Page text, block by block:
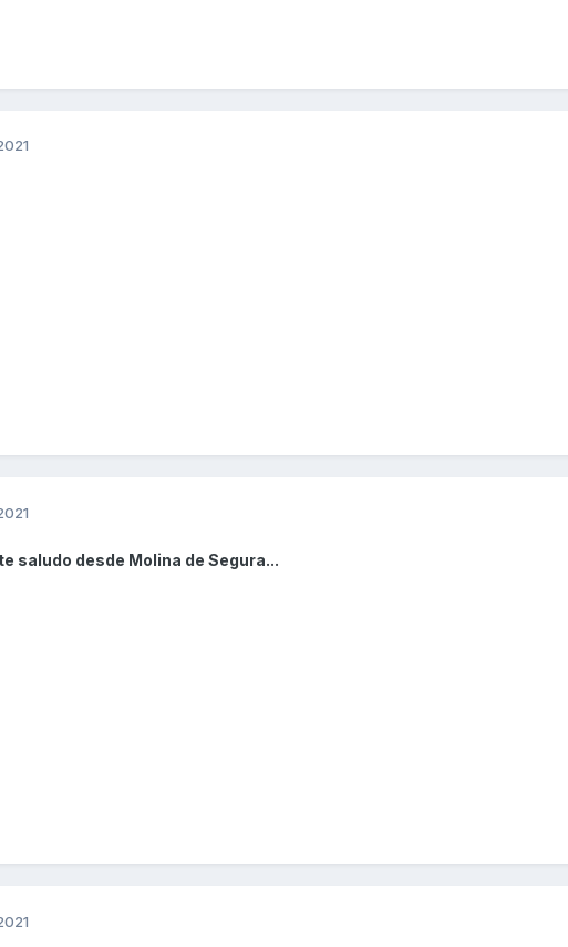
saludo desde Molina de Segura...